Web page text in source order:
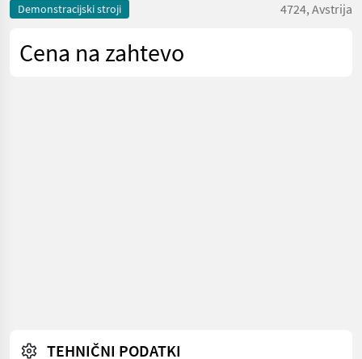
Demonstracijski stroji 4724, Avstrija
Cena na zahtevo
TEHNIČNI PODATKI